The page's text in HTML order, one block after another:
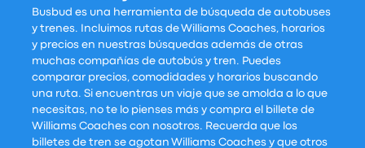
Busbud es una herramienta de búsqueda de autobuses
y trenes. Incluimos rutas de Williams Coaches, horarios
y precios en nuestras búsquedas además de otras
muchas compañías de autobús y tren. Puedes
comparar precios, comodidades y horarios buscando
una ruta. Si encuentras un viaje que se amolda a lo que
necesitas, no te lo pienses más y compra el billete de
Williams Coaches con nosotros. Recuerda que los
billetes de tren se agotan Williams Coaches y que otros